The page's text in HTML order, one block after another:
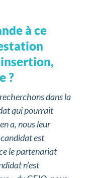
à ce
?
dans la
qui pourrait
a, nous leur
est
le partenariat
n’est